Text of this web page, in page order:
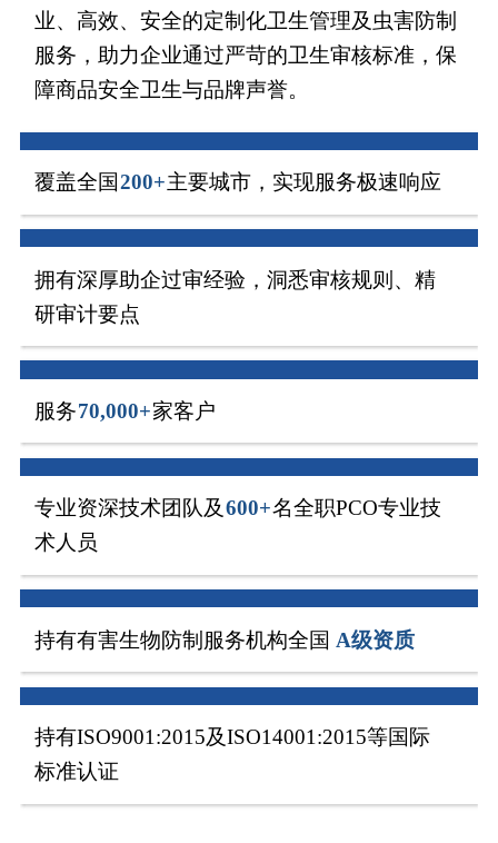
业、高效、安全的定制化卫生管理及虫害防制
服务，助力企业通过严苛的卫生审核标准，保
障商品安全卫生与品牌声誉。
覆盖全国 200+主要城市，实现服务极速响应
拥有深厚助企过审经验，洞悉审核规则、精
研审计要点
服务70,000+家客户
专业资深技术团队及 600+名全职PCO专业技
术人员
持有有害生物防制服务机构全国 A级资质
持有ISO9001:2015及ISO14001:2015等国际
标准认证